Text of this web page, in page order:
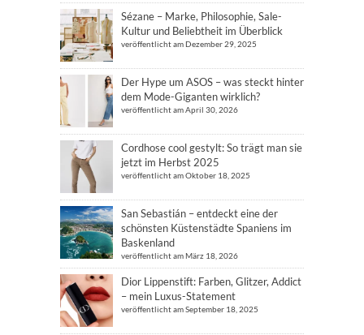
Sézane – Marke, Philosophie, Sale-
Kultur und Beliebtheit im Überblick
veröffentlicht am Dezember 29, 2025
Der Hype um ASOS – was steckt hinter
dem Mode-Giganten wirklich?
veröffentlicht am April 30, 2026
Cordhose cool gestylt: So trägt man sie
jetzt im Herbst 2025
veröffentlicht am Oktober 18, 2025
San Sebastián – entdeckt eine der
schönsten Küstenstädte Spaniens im
Baskenland
veröffentlicht am März 18, 2026
Dior Lippenstift: Farben, Glitzer, Addict
– mein Luxus-Statement
veröffentlicht am September 18, 2025